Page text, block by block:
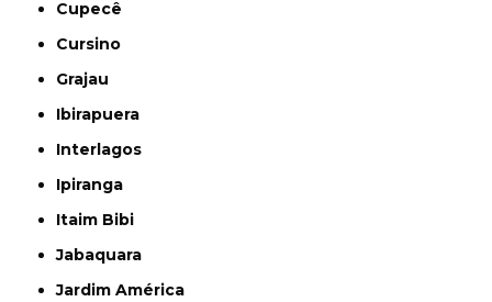
Cupecê
Cursino
Grajau
Ibirapuera
Interlagos
Ipiranga
Itaim Bibi
Jabaquara
Jardim América